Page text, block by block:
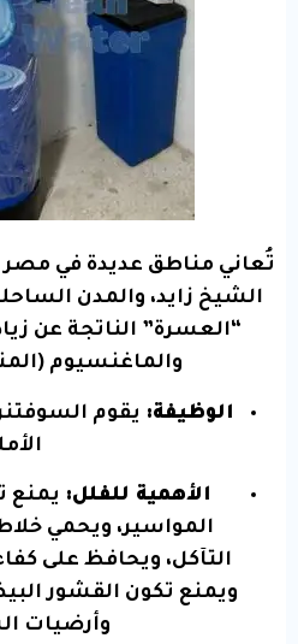
تُعاني مناطق عديدة في
الشيخ زايد، والمدن
“العسرة” الناتجة عن
والماغنسيوم
الوظيفة: يقوم السوفتنر
الأهمية للفلل: يمنع
المواسير، ويحمي
التآكل، ويحافظ على
ويمنع تكون القشور
وأرضيات